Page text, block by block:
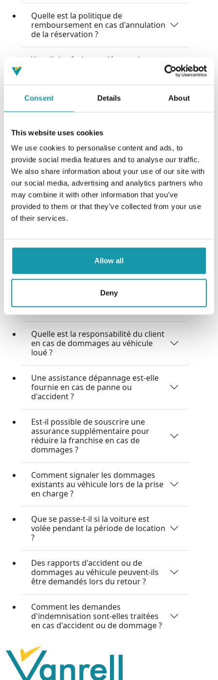
Consent Details About
This website uses cookies
We use cookies to personalise content and ads, to
provide social media features and to analyse our traffic.
We also share information about your use of our site with
our social media, advertising and analytics partners who
may combine it with other information that you’ve
provided to them or that they’ve collected from your use
of their services.
Allow all
Deny
Quelle est la politique de
remboursement en cas d'annulation
de la réservation ?
Y a-t-il des frais supplémentaires
pour un conducteur supplémentaire
Un supplément d'assurance peut-il
être souscrit au moment de la prise
Gestion des dommages et des
accidents
Que faire en cas d'accident avec la
voiture de location ?
Quelle est la procédure en cas de
dommages au véhicule pendant la
Quelle couverture d'assurance est
incluse pour la limitation de
responsabilité (CDW) et le vol ?
Quelle est la responsabilité du client
en cas de dommages au véhicule
loué ?
Une assistance dépannage est-elle
fournie en cas de panne ou
d'accident ?
Est-il possible de souscrire une
assurance supplémentaire pour
réduire la franchise en cas de
dommages ?
Comment signaler les dommages
existants au véhicule lors de la prise
en charge ?
Que se passe-t-il si la voiture est
volée pendant la période de location
?
Des rapports d'accident ou de
dommages au véhicule peuvent-ils
être demandés lors du retour ?
Comment les demandes
d'indemnisation sont-elles traitées
en cas d'accident ou de dommage ?